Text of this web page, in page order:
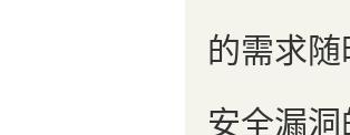
的需求
安全漏